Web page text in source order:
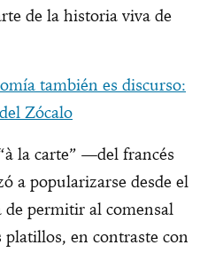
de la historia viva de
también es discurso:
Zócalo
la carte” —del francés
a popularizarse desde el
permitir al comensal
en contraste con